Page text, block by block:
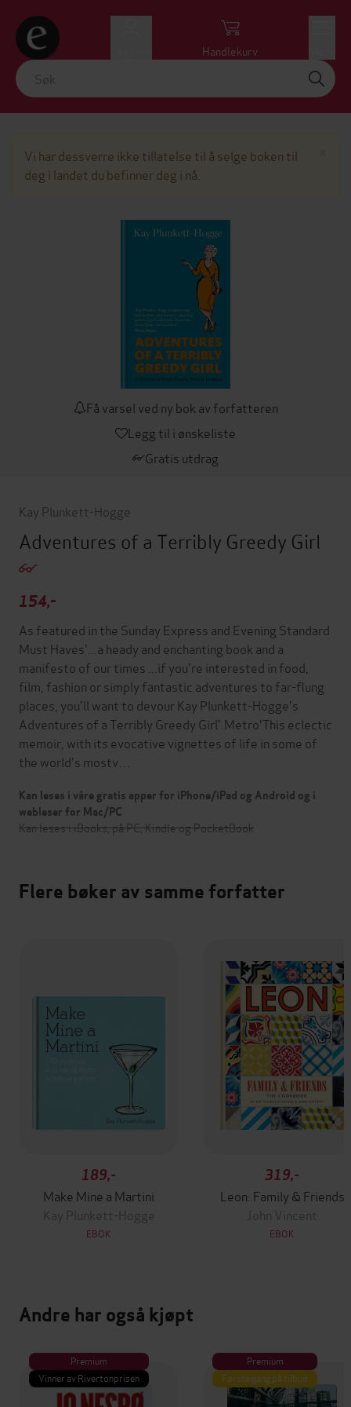
Handlekurv
Vi har dessverre ikke tillatelse til å selge boken til
deg i landet du befinner deg i nå.
Få varsel ved ny bok av forfatteren
Legg til i ønskeliste
Gratis utdrag
Kay Plunkett-Hogge
Adventures of a Terribly Greedy Girl
154,-
As featured in the Sunday Express and Evening Standard
Must Haves'...a heady and enchanting book and a
manifesto of our times ...if you're interested in food,
film, fashion or simply fantastic adventures to far-flung
places, you'll want to devour Kay Plunkett-Hogge's
Adventures of a Terribly Greedy Girl'.Metro'This eclectic
memoir, with its evocative vignettes of life in some of
the world's mostv…
Kan leses i våre gratis apper for iPhone/iPad og Android og i
webleser for Mac/PC
Kan leses i iBooks, på PC, Kindle og PocketBook
Flere bøker av samme forfatter
189,-
Make Mine a Martini
Kay Plunkett-Hogge
EBOK
319,-
Leon: Family & Friends
John Vincent
EBOK
Andre har også kjøpt
Premium
Vinner av Rivertonprisen
Premium
Første gang på tilbud